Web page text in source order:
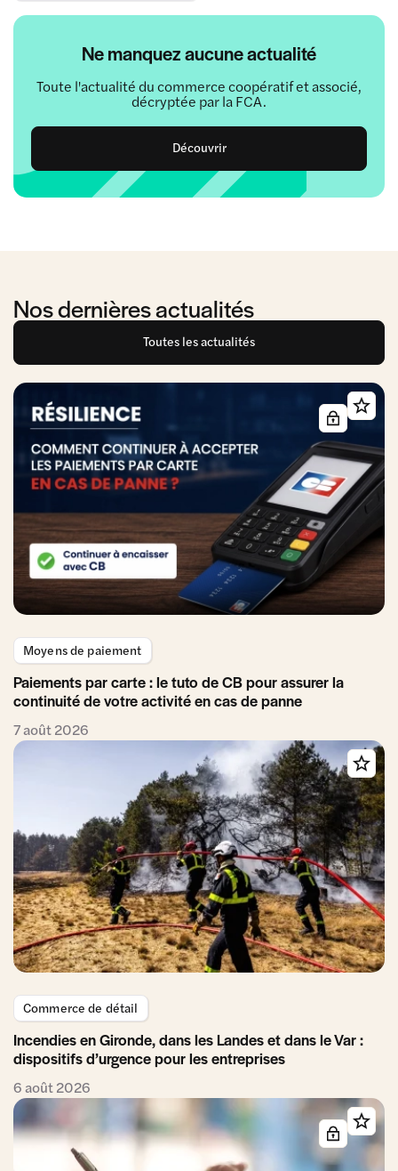
Ne manquez aucune actualité
Toute l'actualité du commerce coopératif et associé,
décryptée par la FCA.
Découvrir
Nos dernières actualités
Toutes les actualités
Moyens de paiement
Paiements par carte : le tuto de CB pour assurer la
continuité de votre activité en cas de panne
7 août 2026
Commerce de détail
Incendies en Gironde, dans les Landes et dans le Var :
dispositifs d’urgence pour les entreprises
6 août 2026